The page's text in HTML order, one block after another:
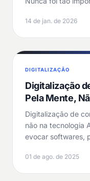
14 de jan. de 2026
DIGITALIZAÇÃO
Digitalização
Pela Mente,
Digitalização de
não na tecnologia
evocar softwares,
01 de ago. de 2025